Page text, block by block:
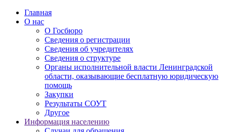
Главная
О нас
О Госбюро
Сведения о регистрации
Сведения об учредителях
Сведения о структуре
Органы исполнительной власти Ленинградской
области, оказывающие бесплатную юридическую
помощь
Закупки
Результаты СОУТ
Другое
Информация населению